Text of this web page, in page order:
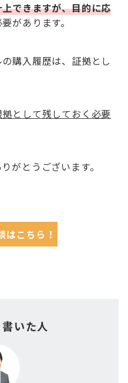
できますが、目的に応
があります。
購入履歴は、証拠とし
として残しておく必要
がとうございます。
はこちら！
いた人